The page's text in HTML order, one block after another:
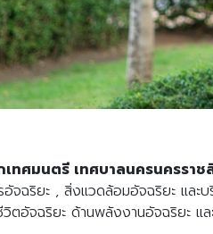
ทศมนตรี เทศบาลนครนครราช
จฉริยะ , สิ่งแวดล้อมอัจฉริยะ แล
ตอัจฉริยะ ด้านพลังงานอัจฉริยะ แ